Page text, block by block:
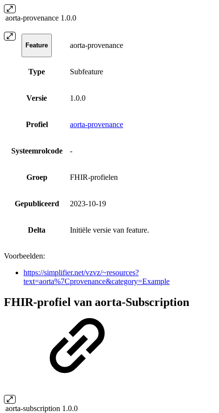
aorta-provenance 1.0.0
Feature aorta-provenance
Type Subfeature
Versie 1.0.0
Profiel aorta-provenance
Systeemrolcode -
Groep FHIR-profielen
Gepubliceerd 2023-10-19
Delta Initiële versie van feature.
Voorbeelden:
https://simplifier.net/vzvz/~resources?
text=aorta%7Cprovenance&category=Example
FHIR-profiel van aorta-Subscription
aorta-subscription 1.0.0